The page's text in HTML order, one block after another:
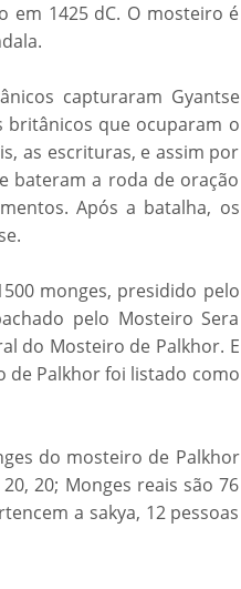
em 1425 dC. O mosteiro é
capturaram Gyantse
britânicos que ocuparam o
as escrituras, e assim por
bateram a roda de oração
Após a batalha, os
monges, presidido pelo
pelo Mosteiro Sera
do Mosteiro de Palkhor. E
de Palkhor foi listado como
do mosteiro de Palkhor
20; Monges reais são 76
a sakya, 12 pessoas